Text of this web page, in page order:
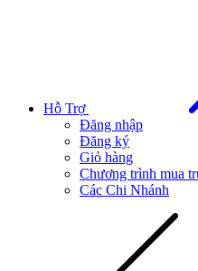
Hỗ Trợ
Đăng nhập
Đăng ký
Giỏ hàng
Chương trình mua
Các Chi Nhánh